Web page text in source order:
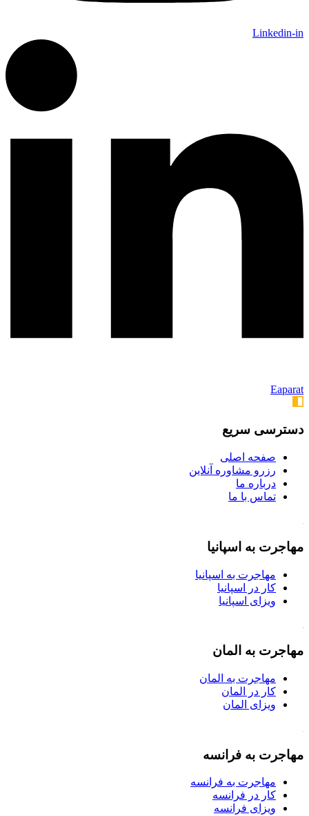
Linkedin-in
Eaparat
دسترسی سریع
صفحه اصلی
رزرو مشاوره آنلاین
درباره ما
تماس با ما
مهاجرت به اسپانیا
مهاجرت به اسپانیا
کار در اسپانیا
ویزای اسپانیا
مهاجرت به المان
مهاجرت به المان
کار در المان
ویزای المان
مهاجرت به فرانسه
مهاجرت به فرانسه
کار در فرانسه
ویزای فرانسه